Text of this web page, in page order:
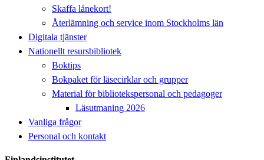
Skaffa lånekort!
Återlämning och service inom Stockholms län
Digitala tjänster
Nationellt resursbibliotek
Boktips
Bokpaket för läsecirklar och grupper
Material för bibliotekspersonal och pedagoger
Läsutmaning 2026
Vanliga frågor
Personal och kontakt